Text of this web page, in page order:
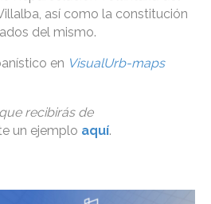
así como la constitución
del mismo.
en VisualUrb-maps
que recibirás de
un ejemplo aquí.